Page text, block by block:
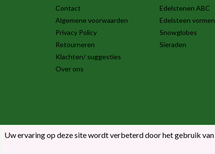
Contact
Algemene voorwaarden
Privacy Policy
Retourneren
Klachten/ suggesties
Over ons
Edelstenen ABC
Edelsteen vormen
Snowglobes
Sieraden
Uw ervaring op deze site wordt verbeterd door het gebruik van